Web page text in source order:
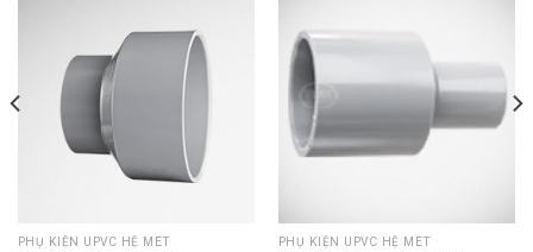
PHỤ KIỆN UPVC HỆ MÉT PHỤ KIỆN UPVC HỆ MÉT